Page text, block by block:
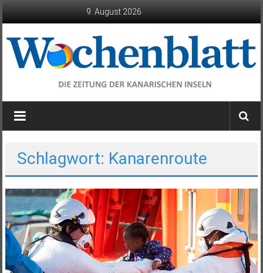
9. August 2026
Wochenblatt
die
Kanarischen
Inseln
Schlagwort: Kanarenroute